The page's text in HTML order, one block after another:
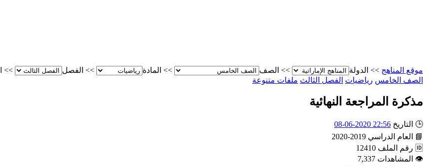
موقع المناهج >> الدولة >> الصف >> المادة >> الفصل >>
الصف الخامس رياضيات الفصل الثالث ملفات متنوعة
مذكرة المراجعة النهائية
🕒 التاريخ 22:56 2020-06-08
📘
العام الدراسي 2019-2020
🆔 رقم الملف 12410
👁 المشاهدات 7,337